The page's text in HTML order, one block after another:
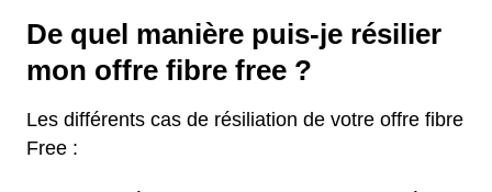
De quel manière puis-je résilier
mon offre fibre free ?
Les différents cas de résiliation de votre offre fibre
Free :